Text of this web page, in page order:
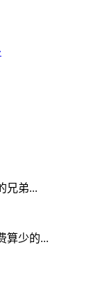
兄弟...
算少的...